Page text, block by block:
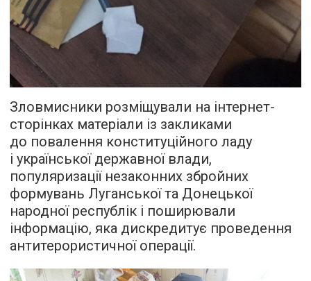
Зловмисники розміщували на інтернет-
сторінках матеріали із закликами
до повалення конституційного ладу
і української державної влади,
популяризації незаконних збройних
формувань Луганської та Донецької
народної республік і поширювали
інформацію, яка дискредитує проведення
антитерористичної операції.